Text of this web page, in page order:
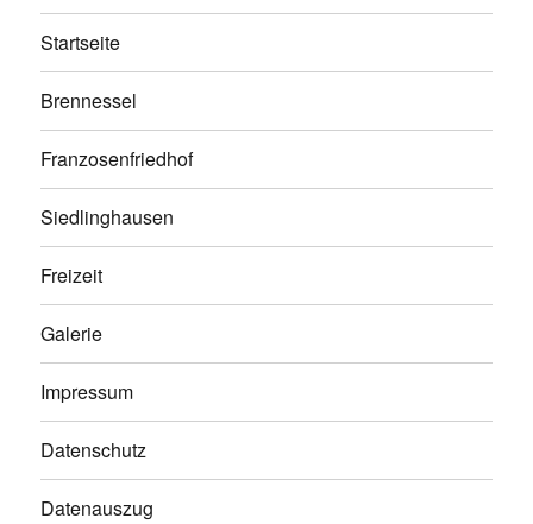
Startseite
Brennessel
Franzosenfriedhof
Siedlinghausen
Freizeit
Galerie
Impressum
Datenschutz
Datenauszug